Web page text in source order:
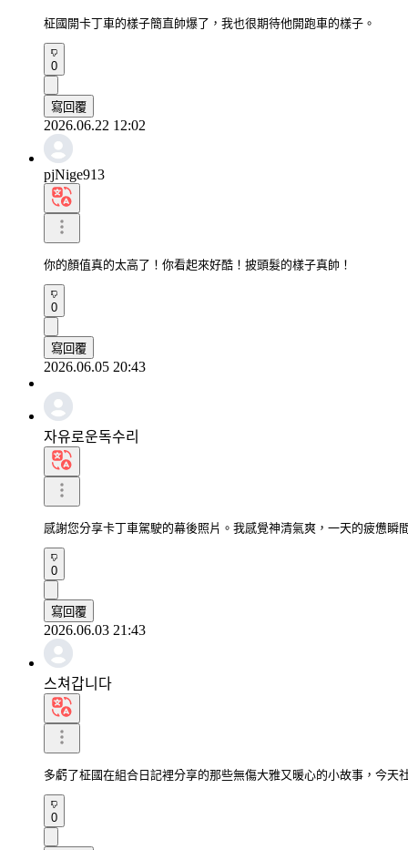
柾國開卡丁車的樣子簡直帥爆了，我也很期待他開跑車的樣子。
0
寫回覆
2026.06.22 12:02
pjNige913
你的顏值真的太高了！你看起來好酷！披頭髮的樣子真帥！
0
寫回覆
2026.06.05 20:43
자유로운독수리
感謝您分享卡丁車駕駛的幕後照片。我感覺神清氣爽，一天的疲憊
0
寫回覆
2026.06.03 21:43
스쳐갑니다
多虧了柾國在組合日記裡分享的那些無傷大雅又暖心的小故事，今
0